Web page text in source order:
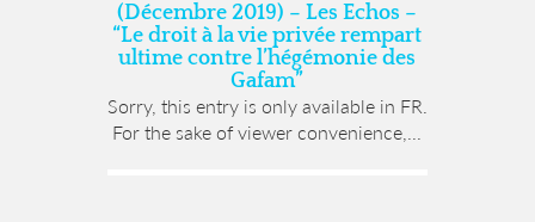
(Décembre 2019) – Les Echos –
“Le droit à la vie privée rempart
ultime contre l’hégémonie des
Gafam”
Sorry, this entry is only available in FR.
For the sake of viewer convenience,...